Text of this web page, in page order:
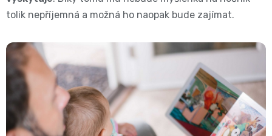
tolik nepříjemná a možná ho naopak bude zajímat.